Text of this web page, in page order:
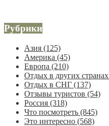
Рубрики
Азия (125)
Америка (45)
Европа (210)
Отдых в других странах
Отдых в СНГ (137)
Отзывы туристов (54)
Россия (318)
Что посмотреть (845)
Это интересно (568)